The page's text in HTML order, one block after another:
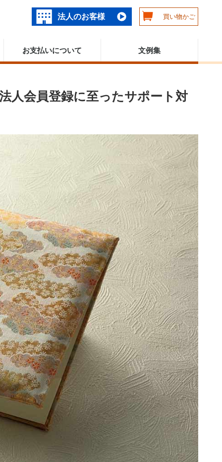
法人のお客様 買い物かご
お支払いについて 文例集
人会員登録に至ったサポート対